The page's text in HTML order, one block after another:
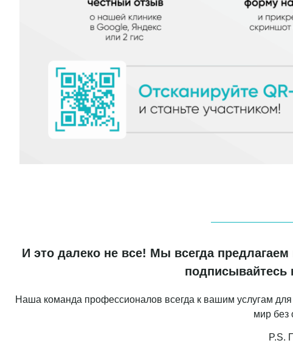
И это далеко не все! Мы всегда
подписывайтесь
Наша команда профессионалов всегда к вашим услугам
мир без
P.S.